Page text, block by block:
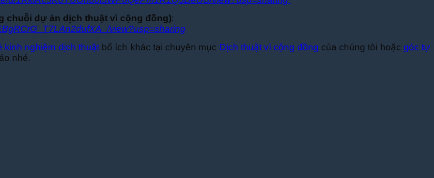
chuỗi dự án dịch thuật vì cộng đồng):
view?usp=sharing
kinh nghiệm dịch thuậtbổ ích khác tại chuyên mục Dịch thuật vì cộng đồng của chúng tôi hoặc góc tự
nhé.